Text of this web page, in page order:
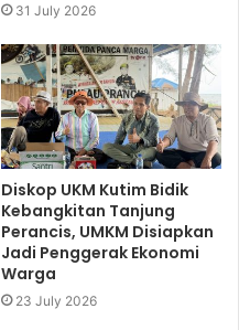
31 July 2026
Diskop UKM Kutim Bidik
Kebangkitan Tanjung
Perancis, UMKM Disiapkan
Jadi Penggerak Ekonomi
Warga
23 July 2026